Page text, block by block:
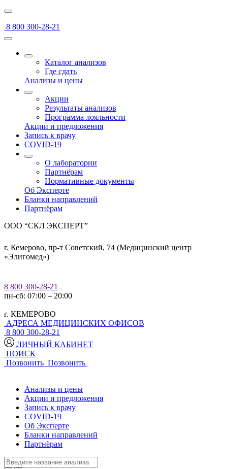
8 800 300-28-21
Каталог анализов
Где сдать
Анализы и цены
Акции
Результаты анализов
Программа лояльности
Акции и предложения
Запись к врачу
COVID-19
О лаборатории
Партнёрам
Нормативные документы
Об Эксперте
Бланки направлений
Партнёрам
ООО “СКЛ ЭКСПЕРТ”
г. Кемерово, пр-т Советский, 74 (Медицинский центр
«Элигомед»)
8 800 300-28-21
пн-сб: 07:00 – 20:00
г. КЕМЕРОВО
АДРЕСА МЕДИЦИНСКИХ ОФИСОВ
8 800 300-28-21
ЛИЧНЫЙ КАБИНЕТ
ПОИСК
Позвонить Позвонить
Анализы и цены
Акции и предложения
Запись к врачу
COVID-19
Об Эксперте
Бланки направлений
Партнёрам